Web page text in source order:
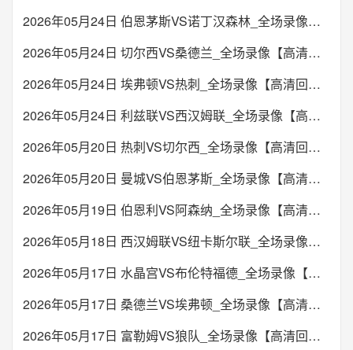
2026年05月24日 伯恩茅斯VS诺丁汉森林_全场录像【高清回放】
2026年05月24日 切尔西VS桑德兰_全场录像【高清回放】
2026年05月24日 埃弗顿VS热刺_全场录像【高清回放】
2026年05月24日 利兹联VS西汉姆联_全场录像【高清回放】
2026年05月20日 热刺VS切尔西_全场录像【高清回放】
2026年05月20日 曼城VS伯恩茅斯_全场录像【高清回放】
2026年05月19日 伯恩利VS阿森纳_全场录像【高清回放】
2026年05月18日 西汉姆联VS纽卡斯尔联_全场录像【高清回放】
2026年05月17日 水晶宫VS布伦特福德_全场录像【高清回放】
2026年05月17日 桑德兰VS埃弗顿_全场录像【高清回放】
2026年05月17日 富勒姆VS狼队_全场录像【高清回放】